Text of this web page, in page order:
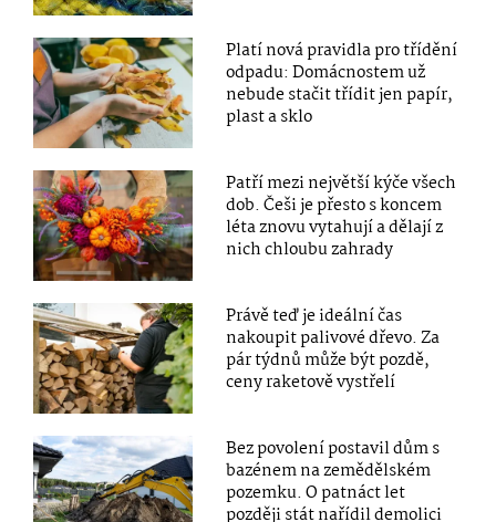
Platí nová pravidla pro třídění
odpadu: Domácnostem už
nebude stačit třídit jen papír,
plast a sklo
Patří mezi největší kýče všech
dob. Češi je přesto s koncem
léta znovu vytahují a dělají z
nich chloubu zahrady
Právě teď je ideální čas
nakoupit palivové dřevo. Za
pár týdnů může být pozdě,
ceny raketově vystřelí
Bez povolení postavil dům s
bazénem na zemědělském
pozemku. O patnáct let
později stát nařídil demolici